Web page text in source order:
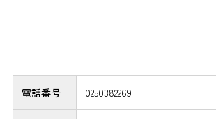
電話番号 0250382269